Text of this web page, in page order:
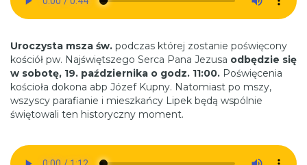
Uroczysta msza św. podczas której zostanie poświęcony
kościół pw. Najświętszego Serca Pana Jezusa odbędzie się
w sobotę, 19. października o godz. 11:00. Poświęcenia
kościoła dokona abp Józef Kupny. Natomiast po mszy,
wszyscy parafianie i mieszkańcy Lipek będą wspólnie
świętowali ten historyczny moment.